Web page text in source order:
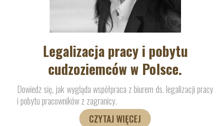
Legalizacja pracy i pobytu
cudzoziemców w Polsce.
Dowiedz się, jak wygląda współpraca z biurem ds. legalizacji pracy
i pobytu pracowników z zagranicy.
CZYTAJ WIĘCEJ